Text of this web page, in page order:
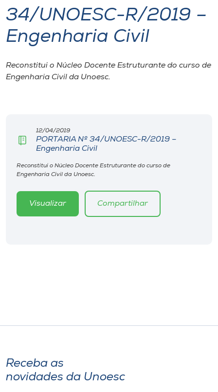
I.nova
Cultura
Biblioteca
Editora
Rádio
A+
34/UNOESC-R/2019 –
Engenharia Civil
Reconstitui o Núcleo Docente Estruturante do curso de
Engenharia Civil da Unoesc.
12/04/2019
PORTARIA Nº 34/UNOESC-R/2019 –
Engenharia Civil
Reconstitui o Núcleo Docente Estruturante do curso de
Engenharia Civil da Unoesc.
Visualizar Compartilhar
Receba as
novidades da Unoesc